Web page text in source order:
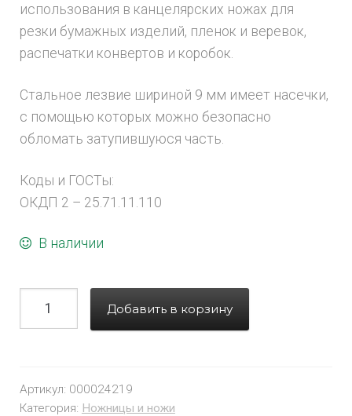
использования в канцелярских ножах для
резки бумажных изделий, пленок и веревок,
распечатки конвертов и коробок.
Стальное лезвие шириной 9 мм имеет насечки,
с помощью которых можно безопасно
обломать затупившуюся часть.
Коды и ГОСТы:
ОКДП 2 – 25.71.11.110
В наличии
Добавить в корзину
Артикул: 000024219
Категория: Ножницы и ножи